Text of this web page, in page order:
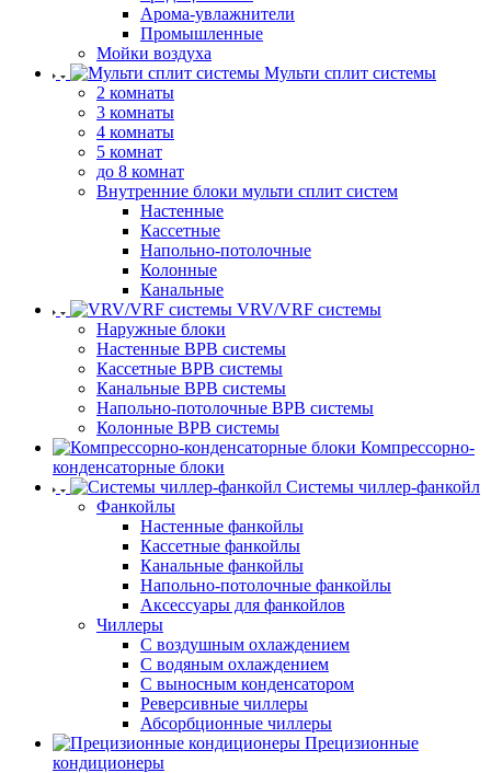
Арома-увлажнители
Промышленные
Мойки воздуха
Мульти сплит системы
2 комнаты
3 комнаты
4 комнаты
5 комнат
до 8 комнат
Внутренние блоки мульти сплит систем
Настенные
Кассетные
Напольно-потолочные
Колонные
Канальные
VRV/VRF системы
Наружные блоки
Настенные ВРВ системы
Кассетные ВРВ системы
Канальные ВРВ системы
Напольно-потолочные ВРВ системы
Колонные ВРВ системы
Компрессорно-
конденсаторные блоки
Системы чиллер-фанкойл
Фанкойлы
Настенные фанкойлы
Кассетные фанкойлы
Канальные фанкойлы
Напольно-потолочные фанкойлы
Аксессуары для фанкойлов
Чиллеры
С воздушным охлаждением
С водяным охлаждением
С выносным конденсатором
Реверсивные чиллеры
Абсорбционные чиллеры
Прецизионные
кондиционеры